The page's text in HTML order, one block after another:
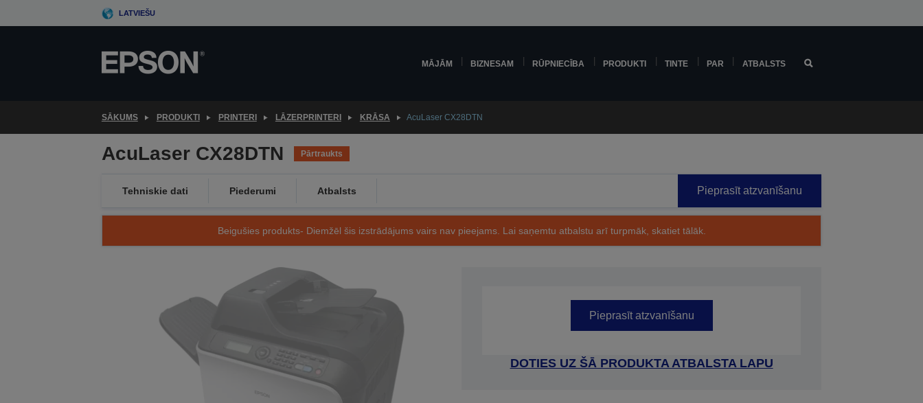
to
LATVIEŠU
MĀJĀM BIZNESAM RŪPNIECĪBA PRODUKTI TINTE PAR ATBALSTS
SĀKUMS PRODUKTI PRINTERI LĀZERPRINTERI KRĀSA AcuLaser CX28DTN
AcuLaser CX28DTN Pārtraukts
Tehniskie dati Piederumi Atbalsts Pieprasīt atzvanīšanu
Beigušies produkts- Diemžēl šis izstrādājums vairs nav pieejams. Lai saņemtu atbalstu arī turpmāk, skatiet tālāk.
Pieprasīt atzvanīšanu
DOTIES UZ ŠĀ PRODUKTA ATBALSTA LAPU